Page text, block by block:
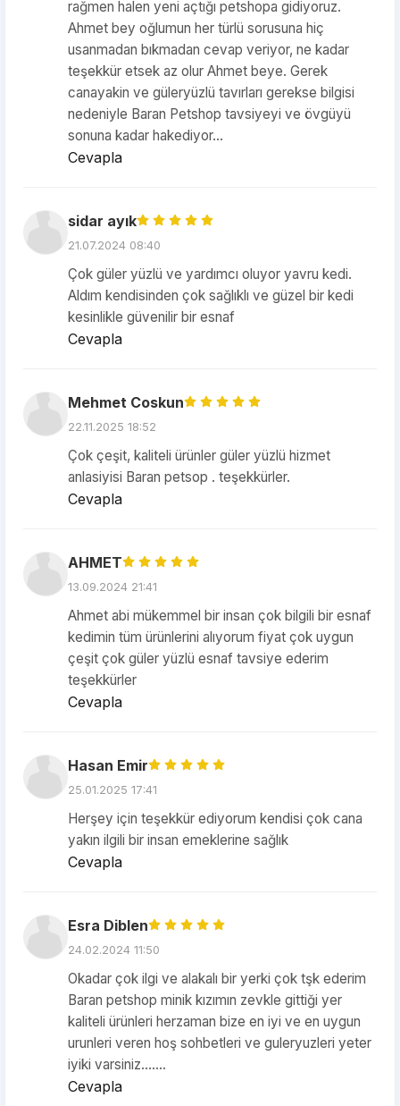
rağmen halen yeni açtığı petshopa gidiyoruz.
Ahmet bey oğlumun her türlü sorusuna hiç
usanmadan bıkmadan cevap veriyor, ne kadar
teşekkür etsek az olur Ahmet beye. Gerek
canayakin ve güleryüzlü tavırları gerekse bilgisi
nedeniyle Baran Petshop tavsiyeyi ve övgüyü
sonuna kadar hakediyor...
Cevapla
sidar ayık
21.07.2024 08:40
Çok güler yüzlü ve yardımcı oluyor yavru kedi.
Aldım kendisinden çok sağlıklı ve güzel bir kedi
kesinlikle güvenilir bir esnaf
Cevapla
Mehmet Coskun
22.11.2025 18:52
Çok çeşit, kaliteli ürünler güler yüzlü hizmet
anlasiyisi Baran petsop . teşekkürler.
Cevapla
AHMET
13.09.2024 21:41
Ahmet abi mükemmel bir insan çok bilgili bir esnaf
kedimin tüm ürünlerini alıyorum fiyat çok uygun
çeşit çok güler yüzlü esnaf tavsiye ederim
teşekkürler
Cevapla
Hasan Emir
25.01.2025 17:41
Herşey için teşekkür ediyorum kendisi çok cana
yakın ilgili bir insan emeklerine sağlık
Cevapla
Esra Diblen
24.02.2024 11:50
Okadar çok ilgi ve alakalı bir yerki çok tşk ederim
Baran petshop minik kızımın zevkle gittiği yer
kaliteli ürünleri herzaman bize en iyi ve en uygun
urunleri veren hoş sohbetleri ve guleryuzleri yeter
iyiki varsiniz.......
Cevapla